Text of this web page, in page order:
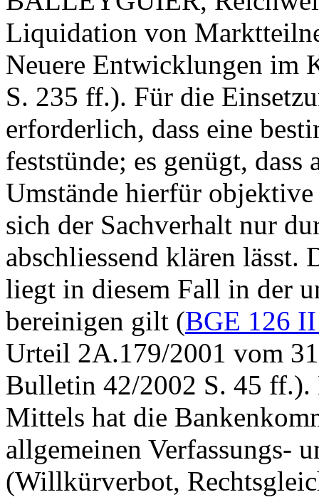
Liquidation von
Neuere Entwicklungen im
S. 235 ff.). Für die
erforderlich, dass eine
feststünde; es genügt,
Umstände hierfür
sich der Sachverhalt nur
abschliessend klären lässt.
liegt in diesem Fall in der
bereinigen gilt (BGE 126
Urteil 2A.179/2001 vom
Bulletin 42/2002 S. 45 ff.).
Mittels hat die
allgemeinen Verfassungs-
(Willkürverbot,